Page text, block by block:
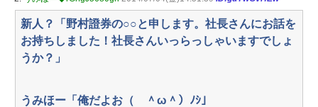
新人？「野村證券の○○と申します。社長さんにお話を
お持ちしました！社長さんいっらっしゃいますでしょ
うか？」
うみほー「俺だよお（ ＾ω＾）ﾉｼ」